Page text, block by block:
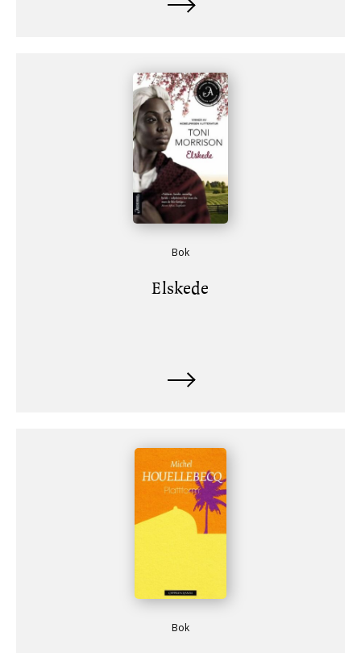
Bok
Elskede
Bok